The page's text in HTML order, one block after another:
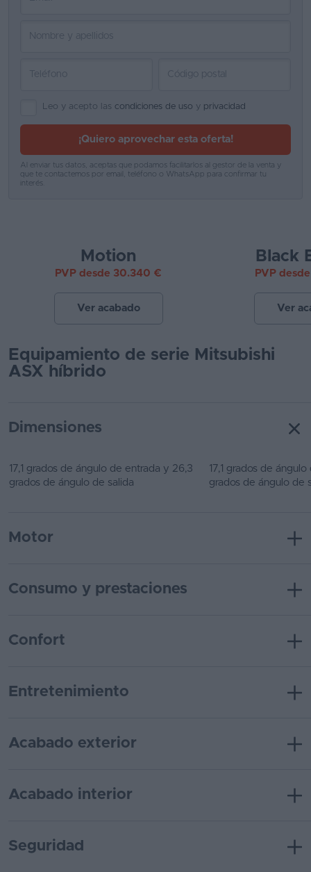
Blog
Ventas
de
Leo y acepto las condiciones de uso y privacidad
¡Quiero aprovechar esta oferta!
Al enviar tus datos, aceptas que podamos facilitarlos al gestor de la venta y
que te contactemos por email, teléfono o WhatsApp para confirmar tu
interés.
Motion
PVP desde 30.340 €
Ver acabado
Black
PVP
Ver
Equipamiento de serie Mitsubishi
ASX híbrido
Dimensiones
17,1 grados de ángulo de entrada y 26,3
grados de ángulo de salida
17,1 grados de
grados de ángulo de
Motor
Consumo y prestaciones
Confort
Entretenimiento
Acabado exterior
Acabado interior
Seguridad